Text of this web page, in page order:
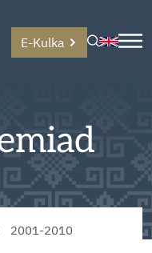
E-Kulka
2001-2010